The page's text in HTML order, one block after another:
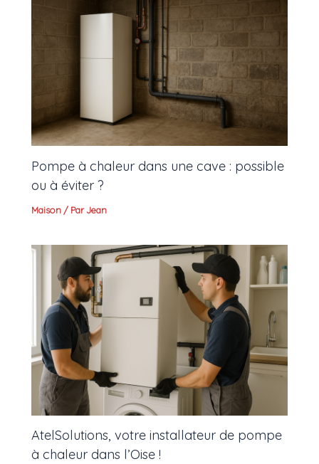
Pompe à chaleur dans une cave : possible
ou à éviter ?
Maison / ParJean
AtelSolutions, votre installateur de pompe
à chaleur dans l’Oise !